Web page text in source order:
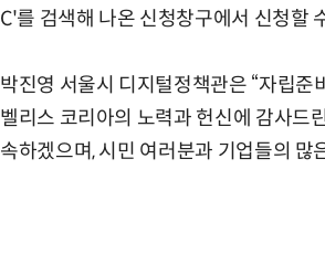
C'를 검색해 나온 신청창구에서 신청할
박진영 서울시 디지털정책관은 “자립
벨리스 코리아의 노력과 헌신에 감사드
속하겠으며, 시민 여러분과 기업들의 많